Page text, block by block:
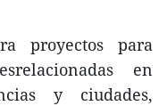
proyectos para
en
y ciudades,